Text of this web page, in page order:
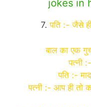
jokes in
7.पति :- जैसे
बाल का एक
पत्नी
पति :-
पत्नी :- आप ही तो